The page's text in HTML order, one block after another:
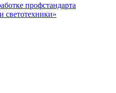
профстандарта
светотехники»